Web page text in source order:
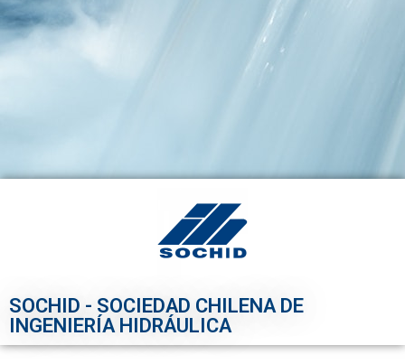
SOCHID - SOCIEDAD CHILENA DE
INGENIERÍA HIDRÁULICA